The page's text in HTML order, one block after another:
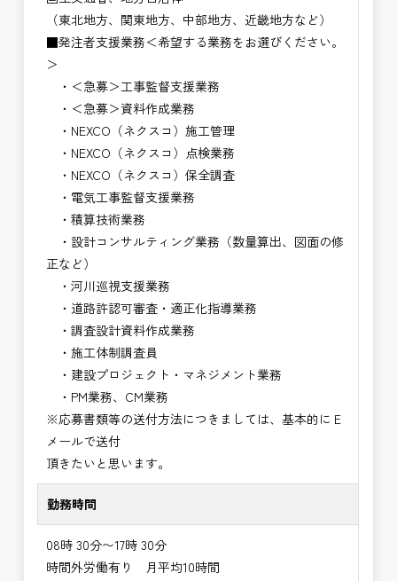
（東北地方、関東地方、中部地方、近畿地方など）
■発注者支援業務＜希望する業務をお選びください。
＞
・＜急募＞工事監督支援業務
・＜急募＞資料作成業務
・NEXCO（ネクスコ）施工管理
・NEXCO（ネクスコ）点検業務
・NEXCO（ネクスコ）保全調査
・電気工事監督支援業務
・積算技術業務
・設計コンサルティング業務（数量算出、図面の修
正など）
・河川巡視支援業務
・道路許認可審査・適正化指導業務
・調査設計資料作成業務
・施工体制調査員
・建設プロジェクト・マネジメント業務
・PM業務、CM業務
※応募書類等の送付方法につきましては、基本的にＥ
メールで送付
頂きたいと思います。
勤務時間
08時 30分〜17時 30分
時間外労働有り 月平均10時間